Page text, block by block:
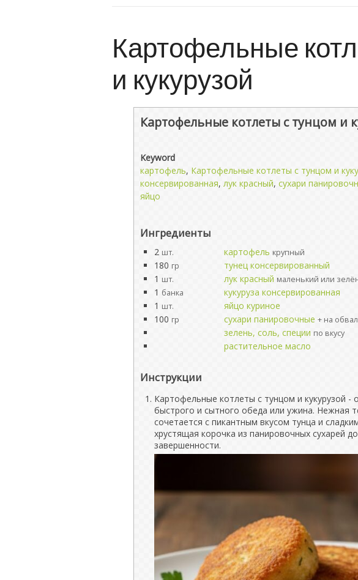
Картофельные
и кукурузой
Картофельные котлеты с тунцом и
Keyword
картофель, Картофельные котлеты с тунцом и
консервированная, лук красный, сухари
яйцо
Ингредиенты
2 шт. картофель крупный
180 гр
тунец консервированный
1 шт. лук красный маленький или
1 банка
кукуруза консервированная
1 шт.
яйцо куриное
100 гр сухари панировочные + на
зелень, соль, специи по вкусу
растительное масло
Инструкции
Картофельные котлеты с тунцом и кукурузой -
быстрого и сытного обеда или ужина. Нежная
сочетается с пикантным вкусом тунца и
хрустящая корочка из панировочных сухарей
завершенности.